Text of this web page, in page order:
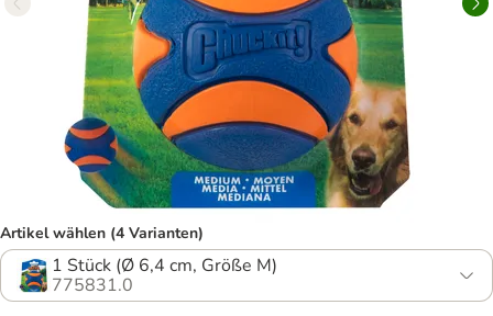
Artikel wählen (4 Varianten)
1 Stück (Ø 6,4 cm, Größe M)
775831.0